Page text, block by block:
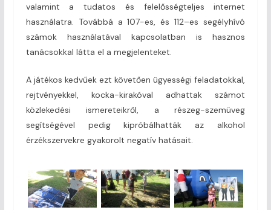
valamint a tudatos és felelősségteljes internet
használatra. Továbbá a 107-es, és 112–es segélyhívó
számok használatával kapcsolatban is hasznos
tanácsokkal látta el a megjelenteket.
A játékos kedvűek ezt követően ügyességi feladatokkal,
rejtvényekkel, kocka-kirakóval adhattak számot
közlekedési ismereteikről, a részeg-szemüveg
segítségével pedig kipróbálhatták az alkohol
érzékszervekre gyakorolt negatív hatásait.